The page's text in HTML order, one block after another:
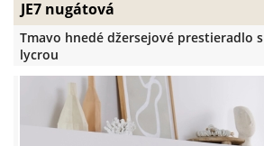
JE7 nugátová
Tmavo hnedé džersejové prestieradlo s
lycrou